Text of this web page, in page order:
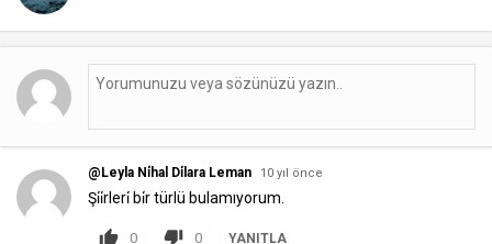
@Leyla Ni̇hal Di̇lara Leman 10 yıl önce
Şi̇i̇rleri̇ bi̇r türlü bulamıyorum.
0 0 YANITLA